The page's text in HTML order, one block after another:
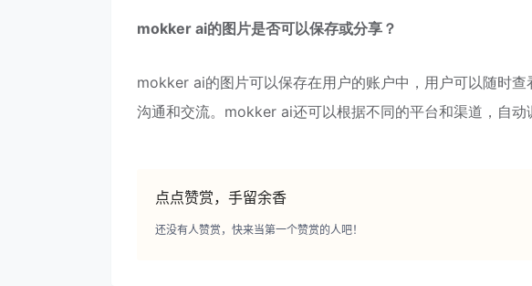
mokker ai的图片是否可以保存或分享？
mokker ai的图片可以保存在用户的账户中，用户可以随时
沟通和交流。mokker ai还可以根据不同的平台和渠道，自动
点点赞赏，手留余香
还没有人赞赏，快来当第一个赞赏的人吧！